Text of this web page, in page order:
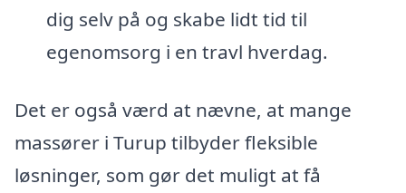
dig selv på og skabe lidt tid til
egenomsorg i en travl hverdag.
Det er også værd at nævne, at mange
massører i Turup tilbyder fleksible
løsninger, som gør det muligt at få